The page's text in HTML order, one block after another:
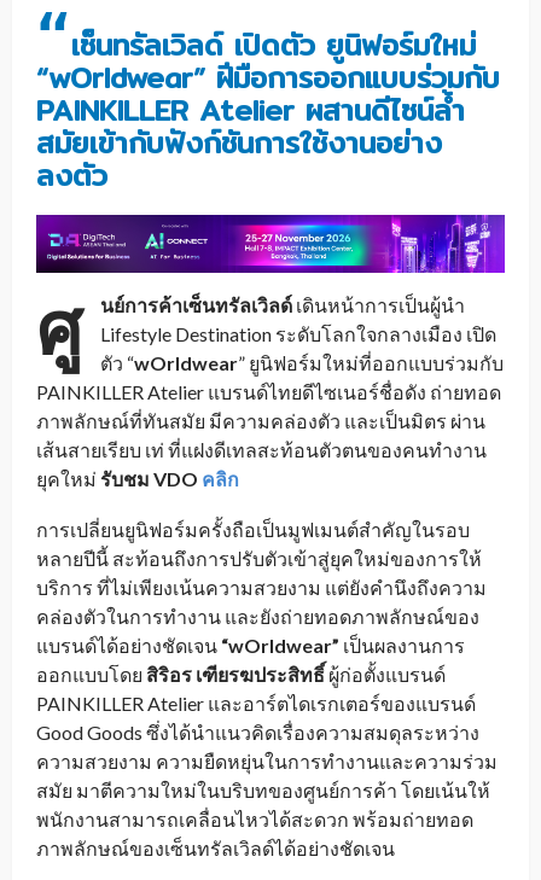
“เซ็นทรัลเวิลด์ เปิดตัว ยูนิฟอร์มใหม่
“wOrldwear” ฝีมือการออกแบบร่วมกับ
PAINKILLER Atelier ผสานดีไซน์ล้ำ
สมัยเข้ากับฟังก์ชันการใช้งานอย่าง
ลงตัว
ศู นย์การค้าเซ็นทรัลเวิลด์ เดินหน้าการเป็นผู้นำ
Lifestyle Destination ระดับโลกใจกลางเมือง เปิด
ตัว “wOrldwear” ยูนิฟอร์มใหม่ที่ออกแบบร่วมกับ
PAINKILLER Atelier แบรนด์ไทยดีไซเนอร์ชื่อดัง ถ่ายทอด
ภาพลักษณ์ที่ทันสมัย มีความคล่องตัว และเป็นมิตร ผ่าน
เส้นสายเรียบ เท่ ที่แฝงดีเทลสะท้อนตัวตนของคนทำงาน
ยุคใหม่ รับชม VDO คลิก
การเปลี่ยนยูนิฟอร์มครั้งถือเป็นมูฟเมนต์สำคัญในรอบ
หลายปีนี้ สะท้อนถึงการปรับตัวเข้าสู่ยุคใหม่ของการให้
บริการ ที่ไม่เพียงเน้นความสวยงาม แต่ยังคำนึงถึงความ
คล่องตัวในการทำงาน และยังถ่ายทอดภาพลักษณ์ของ
แบรนด์ได้อย่างชัดเจน “wOrldwear” เป็นผลงานการ
ออกแบบโดย สิริอร เฑียรฆประสิทธิ์ ผู้ก่อตั้งแบรนด์
PAINKILLER Atelier และอาร์ตไดเรกเตอร์ของแบรนด์
Good Goods ซึ่งได้นำแนวคิดเรื่องความสมดุลระหว่าง
ความสวยงาม ความยืดหยุ่นในการทำงานและความร่วม
สมัย มาตีความใหม่ในบริบทของศูนย์การค้า โดยเน้นให้
พนักงานสามารถเคลื่อนไหวได้สะดวก พร้อมถ่ายทอด
ภาพลักษณ์ของเซ็นทรัลเวิลด์ได้อย่างชัดเจน